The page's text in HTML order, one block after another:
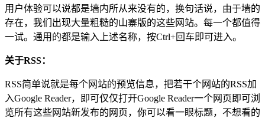
用户体验可以说都是墙内所从来没有的，换句话说，由于墙的
存在，我们出现大量粗糙的山寨版的这些网站。每一个都值得
一试。通用的都是输入上述名称，按Ctrl+回车即可进入。
关于RSS：
RSS简单说就是每个网站的预览信息，把若干个网站的RSS加
入Google Reader，即可仅仅打开Google Reader一个网页即可浏
览所有这些网站新发布的网页，你可以看一眼标题，不想看的